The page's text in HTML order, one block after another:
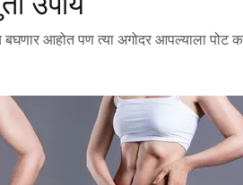
आहोत पण त्या अगोदर आपल्याला पोट